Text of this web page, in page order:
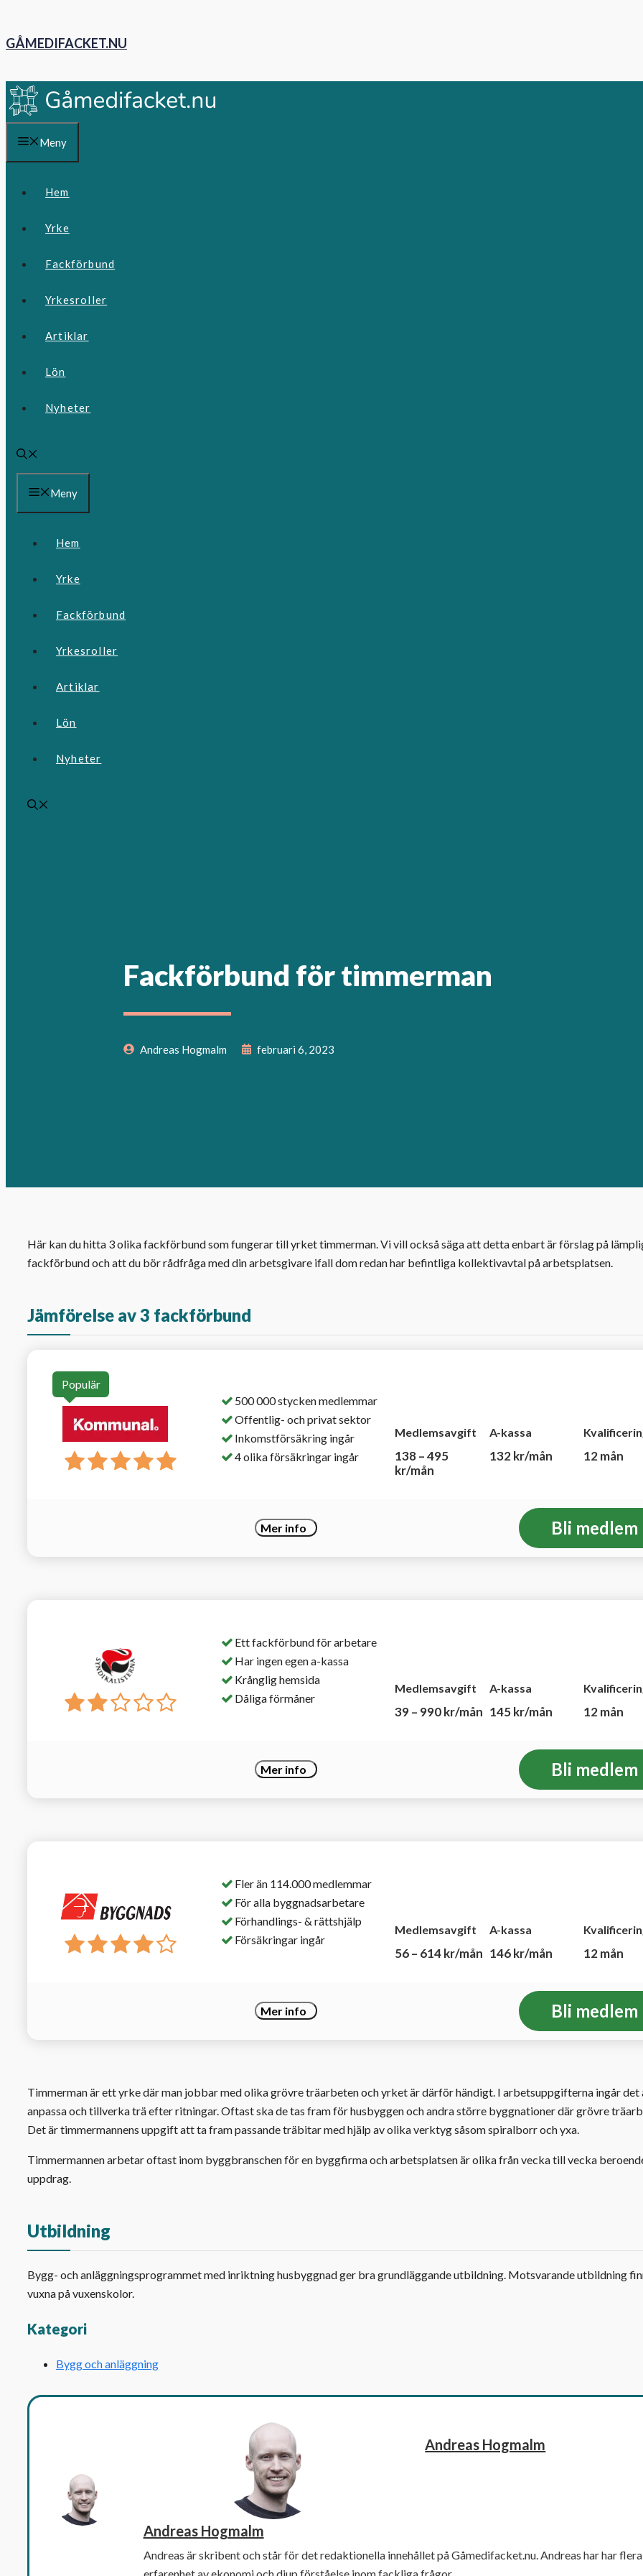
innehåll
GÅMEDIFACKET.NU
Meny
Hem
Yrke
Fackförbund
Yrkesroller
Artiklar
Lön
Nyheter
Meny
Hem
Yrke
Fackförbund
Yrkesroller
Artiklar
Lön
Nyheter
Fackförbund för timmerman
Andreas Hogmalm februari 6, 2023
Här kan du hitta 3 olika fackförbund som fungerar till yrket timmerman. Vi vill också säga att detta enbart är förslag på
fackförbund och att du bör rådfråga med din arbetsgivare ifall dom redan har befintliga kollektivavtal på arbetsplatsen.
Jämförelse av 3 fackförbund
Populär
500 000 stycken medlemmar
Offentlig- och privat sektor
Inkomstförsäkring ingår
4 olika försäkringar ingår
Medlemsavgift
138 – 495
kr/mån
A-kassa
132 kr/mån 12 mån
Mer info Bli medlem
Ett fackförbund för arbetare
Har ingen egen a-kassa
Krånglig hemsida
Dåliga förmåner
Medlemsavgift
39 – 990 kr/mån
A-kassa
145 kr/mån 12 mån
Mer info Bli medlem
Fler än 114.000 medlemmar
För alla byggnadsarbetare
Förhandlings- & rättshjälp
Försäkringar ingår
Medlemsavgift
56 – 614 kr/mån
A-kassa
146 kr/mån 12 mån
Mer info Bli medlem
Timmerman är ett yrke där man jobbar med olika grövre träarbeten och yrket är därför händigt. I arbetsuppgifterna ingår det
anpassa och tillverka trä efter ritningar. Oftast ska de tas fram för husbyggen och andra större byggnationer där grövre
Det är timmermannens uppgift att ta fram passande träbitar med hjälp av olika verktyg såsom spiralborr och yxa.
Timmermannen arbetar oftast inom byggbranschen för en byggfirma och arbetsplatsen är olika från vecka till vecka
uppdrag.
Utbildning
Bygg- och anläggningsprogrammet med inriktning husbyggnad ger bra grundläggande utbildning. Motsvarande utbildning
vuxna på vuxenskolor.
Kategori
Bygg och anläggning
Andreas Hogmalm
Andreas Hogmalm
Andreas är skribent och står för det redaktionella innehållet på Gåmedifacket.nu. Andreas har har
erfarenhet av ekonomi och djup förståelse inom fackliga frågor.